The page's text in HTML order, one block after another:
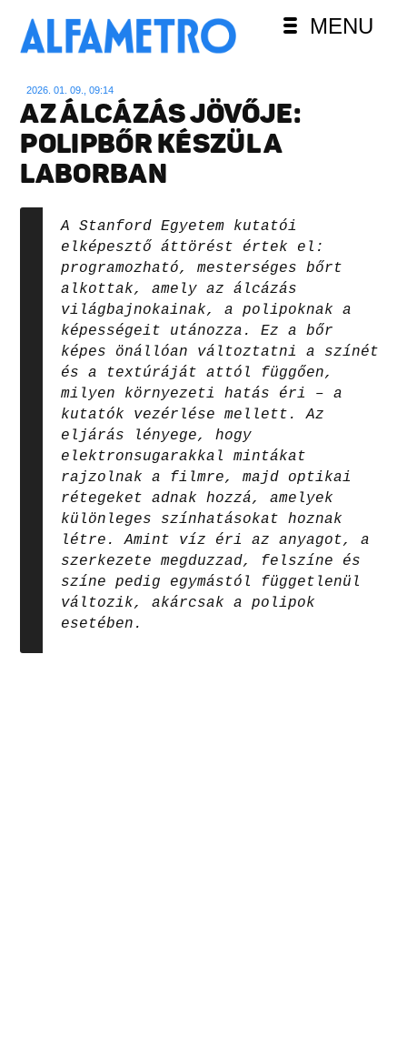
MENU
2026. 01. 09., 09:14
AZ ÁLCÁZÁS JÖVŐJE:
POLIPBŐR KÉSZÜL A
LABORBAN
A Stanford Egyetem kutatói
elképesztő áttörést értek el:
programozható, mesterséges bőrt
alkottak, amely az álcázás
világbajnokainak, a polipoknak a
képességeit utánozza. Ez a bőr
képes önállóan változtatni a színét
és a textúráját attól függően,
milyen környezeti hatás éri – a
kutatók vezérlése mellett. Az
eljárás lényege, hogy
elektronsugarakkal mintákat
rajzolnak a filmre, majd optikai
rétegeket adnak hozzá, amelyek
különleges színhatásokat hoznak
létre. Amint víz éri az anyagot, a
szerkezete megduzzad, felszíne és
színe pedig egymástól függetlenül
változik, akárcsak a polipok
esetében.